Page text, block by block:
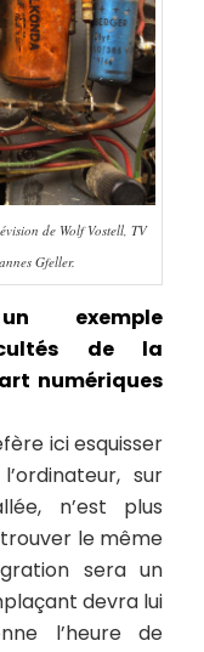
de Wolf Vostell, TV
Gfeller.
exemple
de la
numériques
ici esquisser
sur
n’est plus
le même
sera un
devra lui
l’heure de